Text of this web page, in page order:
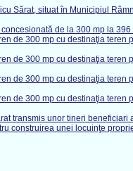
Sărat, situat în Municipiul
de la 300 mp la 396
de 300 mp cu destinaţia teren
de 300 mp cu destinaţia teren
de 300 mp cu destinaţia teren
de 300 mp cu destinaţia teren
transmis unor tineri beneficiari
construirea unei locuinţe